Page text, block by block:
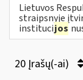
Lietuvos
straipsnyje
institucijos
20 Įrašų(-ai)